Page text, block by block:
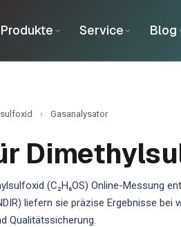
Produkte Service Blog
› Gasanalysator
(C₂H₆OS) Online-Messung
liefern sie präzise Ergebnisse bei
Qualitätssicherung.